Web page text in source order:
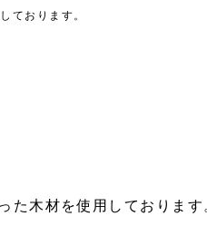
ております。
た木材を使用しております